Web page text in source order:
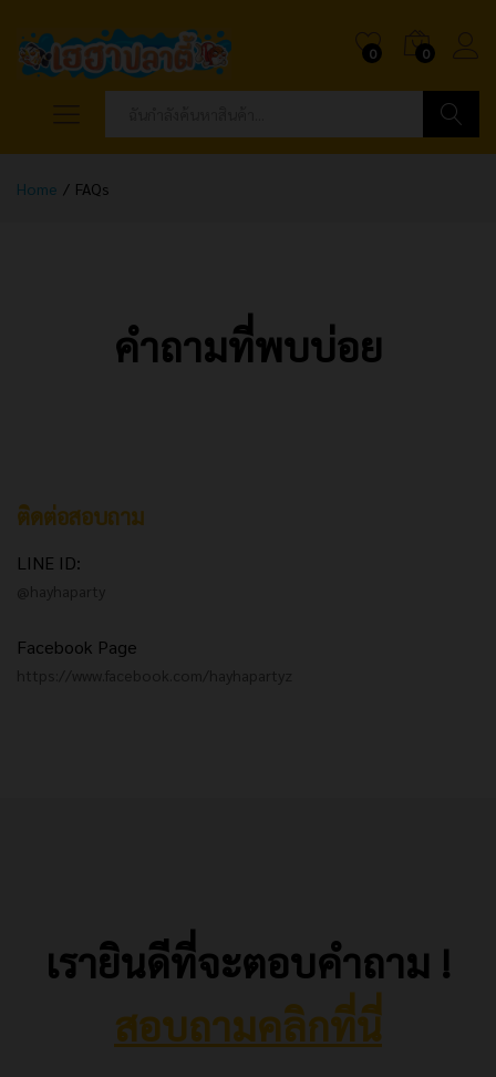
0 0
ค้นหา
Home / FAQs
คำถามที่พบบ่อย
ติดต่อสอบถาม
LINE ID:
Facebook Page
เรายินดีที่จะตอบคำถาม !
สอบถามคลิกที่นี่